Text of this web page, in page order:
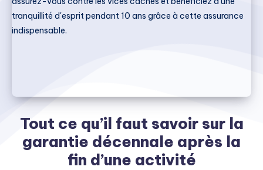
Tout ce qu’il faut savoir sur la
garantie décennale après la
fin d’une activité